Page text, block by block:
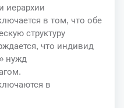
иерархии
в том, что обе
структуру
что индивид
нужд
в